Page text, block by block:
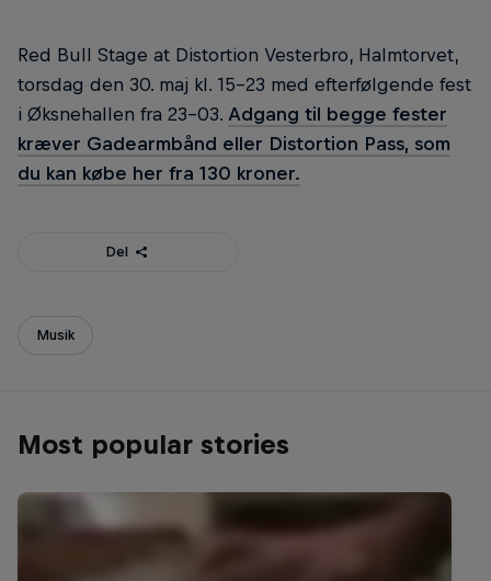
Red Bull Stage at Distortion Vesterbro, Halmtorvet,
torsdag den 30. maj kl. 15-23 med efterfølgende fest
i Øksnehallen fra 23-03. Adgang til begge fester
kræver Gadearmbånd eller Distortion Pass, som
du kan købe her fra 130 kroner.
Del
Musik
Most popular stories